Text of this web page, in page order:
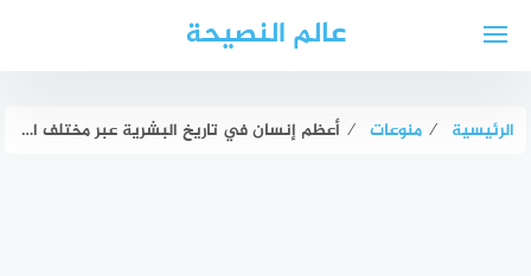
عالم النصيحة
الرئيسية ⁄ منوعات ⁄ أعظم إنسان في تاريخ البشرية عبر مختلف المجالات